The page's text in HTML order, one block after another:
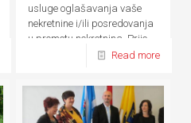
usluge oglašavanja vaše
nekretnine i/ili posredovanja
u prometu nekretnina. Prije,
Read more